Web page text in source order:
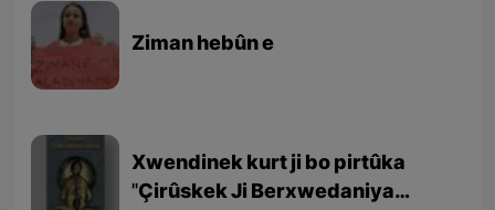
Ziman hebûn e
Xwendinek kurt ji bo pirtûka
''Çirûskek Ji Berxwedaniya